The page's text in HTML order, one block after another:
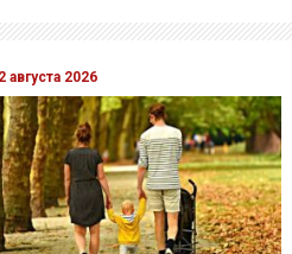
августа 2026